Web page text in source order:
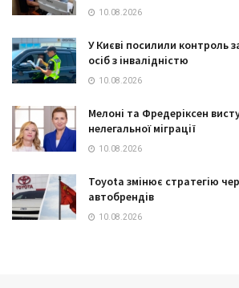
10.08.2026
У Києві посилили контроль
осіб з інвалідністю
10.08.2026
Мелоні та Фредеріксен
нелегальної міграції
10.08.2026
Toyota змінює стратегію
автобрендів
10.08.2026